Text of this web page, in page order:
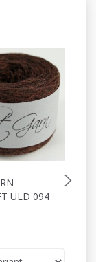
ULD 094